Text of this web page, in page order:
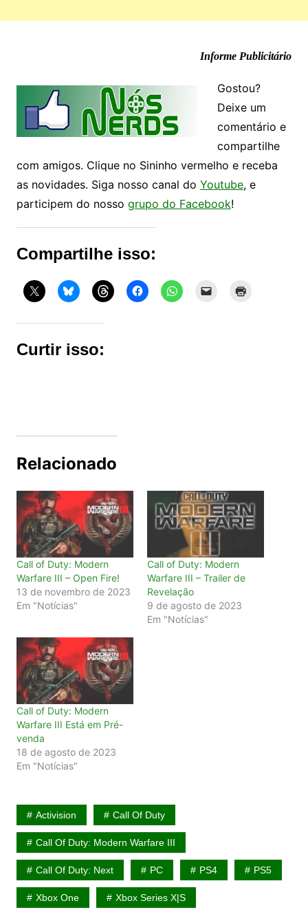
Informe Publicitário
Gostou?
Deixe um
comentário e
compartilhe
com amigos. Clique no Sininho vermelho e receba
as novidades. Siga nosso canal do Youtube, e
participem do nosso grupo do Facebook!
Compartilhe isso:
Curtir isso:
Relacionado
Call of Duty: Modern
Warfare III – Open Fire!
13 de novembro de 2023
Em "Notícias"
Call of Duty: Modern
Warfare III – Trailer de
Revelação
9 de agosto de 2023
Em "Notícias"
Call of Duty: Modern
Warfare III Está em Pré-
venda
18 de agosto de 2023
Em "Notícias"
Activision Call Of Duty
Call Of Duty: Modern Warfare III
Call Of Duty: Next PC PS4 PS5
Xbox One Xbox Series X|S